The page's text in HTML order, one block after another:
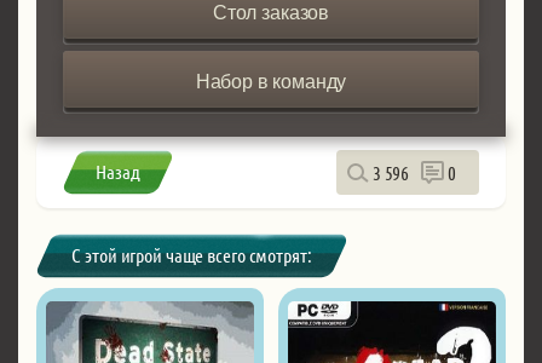
Стол заказов
Набор в команду
Назад 3 596 0
С этой игрой чаще всего смотрят: